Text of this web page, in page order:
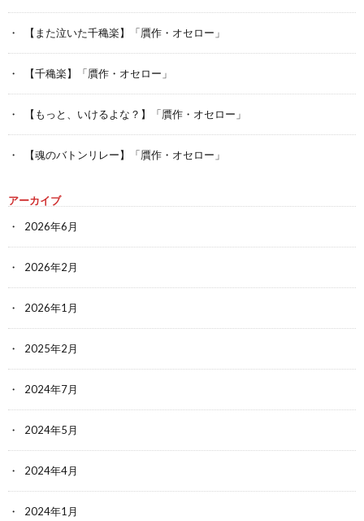
【また泣いた千穐楽】「贋作・オセロー」
【千穐楽】「贋作・オセロー」
【もっと、いけるよな？】「贋作・オセロー」
【魂のバトンリレー】「贋作・オセロー」
アーカイブ
2026年6月
2026年2月
2026年1月
2025年2月
2024年7月
2024年5月
2024年4月
2024年1月